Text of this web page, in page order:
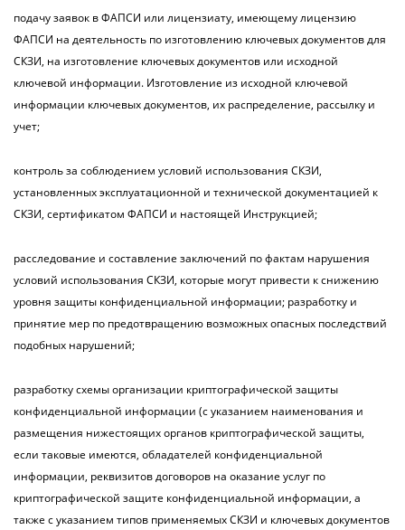
подачу заявок в ФАПСИ или лицензиату, имеющему лицензию
ФАПСИ на деятельность по изготовлению ключевых документов для
СКЗИ, на изготовление ключевых документов или исходной
ключевой информации. Изготовление из исходной ключевой
информации ключевых документов, их распределение, рассылку и
учет;
контроль за соблюдением условий использования СКЗИ,
установленных эксплуатационной и технической документацией к
СКЗИ, сертификатом ФАПСИ и настоящей Инструкцией;
расследование и составление заключений по фактам нарушения
условий использования СКЗИ, которые могут привести к снижению
уровня защиты конфиденциальной информации; разработку и
принятие мер по предотвращению возможных опасных последствий
подобных нарушений;
разработку схемы организации криптографической защиты
конфиденциальной информации (с указанием наименования и
размещения нижестоящих органов криптографической защиты,
если таковые имеются, обладателей конфиденциальной
информации, реквизитов договоров на оказание услуг по
криптографической защите конфиденциальной информации, а
также с указанием типов применяемых СКЗИ и ключевых документов